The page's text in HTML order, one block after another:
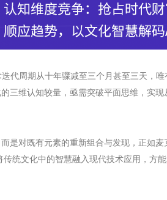
迭代周期从十年骤减至三个月甚至三天，
三维认知较量，亟需突破平面思维， 实现
是对既有元素的重新组合与发现，正如
传统文化中的智慧融入现代技术应用 ， 方